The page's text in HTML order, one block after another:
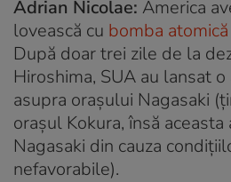
Adrian Nicolae: America
lovească cu bomba atomică
După doar trei zile de la
Hiroshima, SUA au lansat
asupra orașului Nagasaki
orașul Kokura, însă
Nagasaki din cauza
nefavorabile).